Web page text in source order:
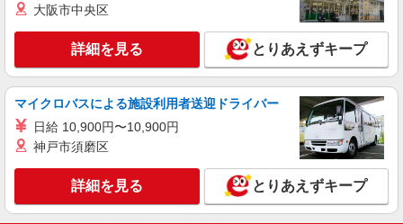
時給1500円〜2125円 ＜日払い有/週払い有/交
通費全支給(ガソリン代含む)＞
橋本市内で多数
キープ 詳細を見る
派遣社員
株式会社kotrio /●NR-H-2020511
橋本市★未経験OKの人間関係に悩まない職場
へ★サ高住スタッフ
時給1500円〜2125円 ＜日払い有/週払い有/交
大阪市中央区
詳細を見る とりあえずキープ
マイクロバスによる施設利用者送迎ドライバー
日給 10,900円〜10,900円
神戸市須磨区
詳細を見る とりあえずキープ